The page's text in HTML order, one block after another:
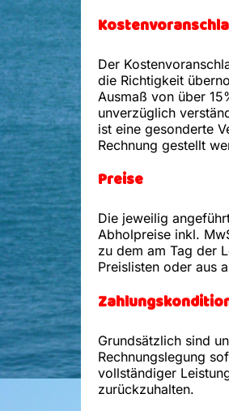
Der
die Richtigkeit
Ausmaß von über
unverzüglich
ist eine gesonderte
Rechnung gestellt
Preise
Die jeweilig
Abholpreise inkl.
zu dem am Tag der
Preislisten oder aus
Grundsätzlich sind
Rechnungslegung
vollständiger
zurückzuhalten.